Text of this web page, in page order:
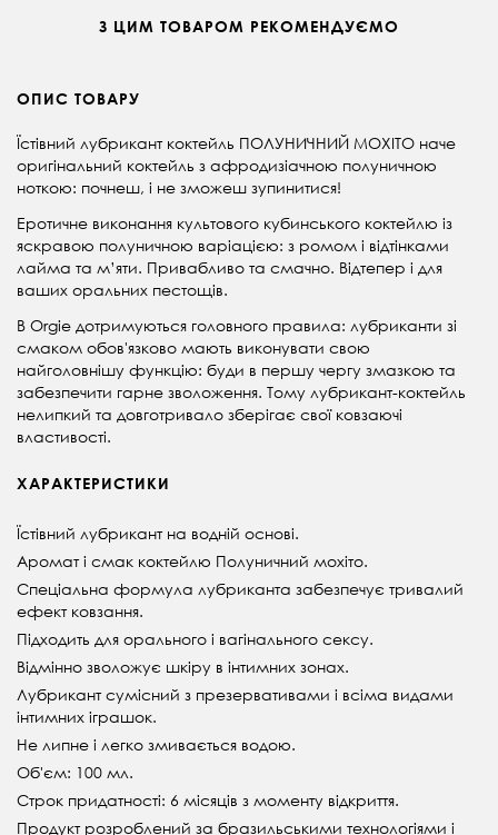
З ЦИМ ТОВАРОМ РЕКОМЕНДУЄМО
ОПИС ТОВАРУ
Їстівний лубрикант коктейль ПОЛУНИЧНИЙ МОХІТО наче
оригінальний коктейль з афродизіачною полуничною
ноткою: почнеш, і не зможеш зупинитися!
Еротичне виконання культового кубинського коктейлю із
яскравою полуничною варіацією: з ромом і відтінками
лайма та м’яти. Привабливо та смачно. Відтепер і для
ваших оральних пестощів.
В Orgie дотримуються головного правила: лубриканти зі
смаком обов'язково мають виконувати свою
найголовнішу функцію: буди в першу чергу змазкою та
забезпечити гарне зволоження. Тому лубрикант-коктейль
нелипкий та довготривало зберігає свої ковзаючі
властивості.
ХАРАКТЕРИСТИКИ
Їстівний лубрикант на водній основі.
Аромат і смак коктейлю Полуничний мохіто.
Спеціальна формула лубриканта забезпечує тривалий
ефект ковзання.
Підходить для орального і вагінального сексу.
Відмінно зволожує шкіру в інтимних зонах.
Лубрикант сумісний з презервативами і всіма видами
інтимних іграшок.
Не липне і легко змивається водою.
Об'єм: 100 мл.
Строк придатності: 6 місяців з моменту відкриття.
Продукт розроблений за бразильськими технологіями і